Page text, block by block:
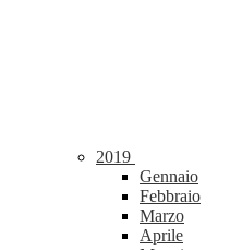
2019
Gennaio
Febbraio
Marzo
Aprile